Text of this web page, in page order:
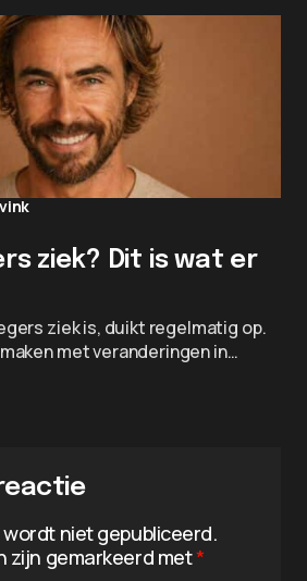
ziek? Dit is wat er
ziek is, duikt regelmatig op.
met veranderingen in…
niet gepubliceerd.
zijn gemarkeerd met*